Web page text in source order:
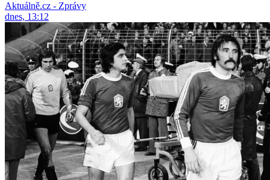
Aktuálně.cz - Zprávy
dnes, 13:12